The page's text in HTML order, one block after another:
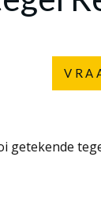
getekende